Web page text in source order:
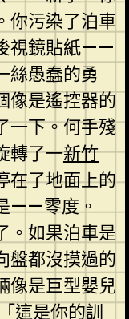
你污染了泊車
視鏡貼紙——
絲愚蠢的勇
像是遙控器的
一下。何手殘
轉了一新竹
在了地面上的
——零度。
。如果泊車是
盤都沒摸過的
像是巨型嬰兒
這是你的訓